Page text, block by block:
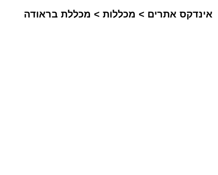
אינדקס אתרים > מכללות > מכללת בראודה